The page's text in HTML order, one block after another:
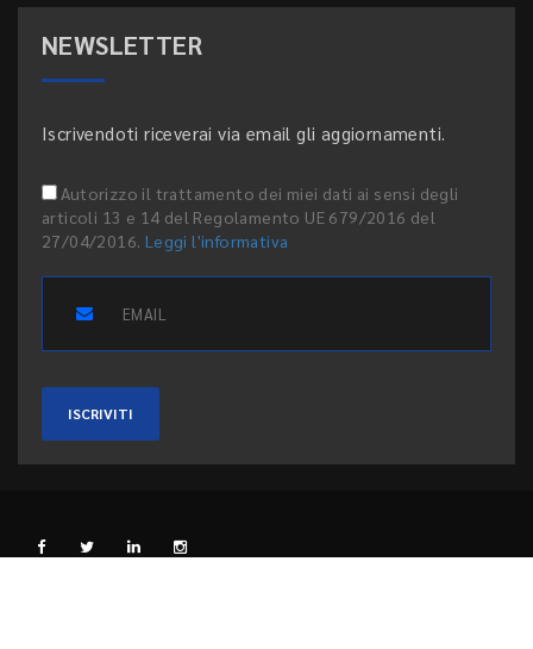
NEWSLETTER
Iscrivendoti riceverai via email gli aggiornamenti.
Autorizzo il trattamento dei miei dati ai sensi degli
articoli 13 e 14 del Regolamento UE 679/2016 del
27/04/2016. Leggi l'informativa
ISCRIVITI